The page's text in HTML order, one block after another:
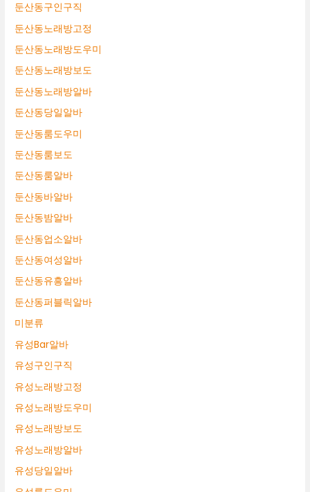
둔산동구인구직
둔산동노래방고정
둔산동노래방도우미
둔산동노래방보도
둔산동노래방알바
둔산동당일알바
둔산동룸도우미
둔산동룸보도
둔산동룸알바
둔산동바알바
둔산동밤알바
둔산동업소알바
둔산동여성알바
둔산동유흥알바
둔산동퍼블릭알바
미분류
유성Bar알바
유성구인구직
유성노래방고정
유성노래방도우미
유성노래방보도
유성노래방알바
유성당일알바